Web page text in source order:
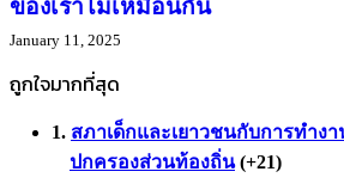
ของเราไม่เหมือนกัน
January 11, 2025
ถูกใจมากที่สุด
สภาเด็กและเยาวชนกับการทำง
ปกครองส่วนท้องถิ่น +21